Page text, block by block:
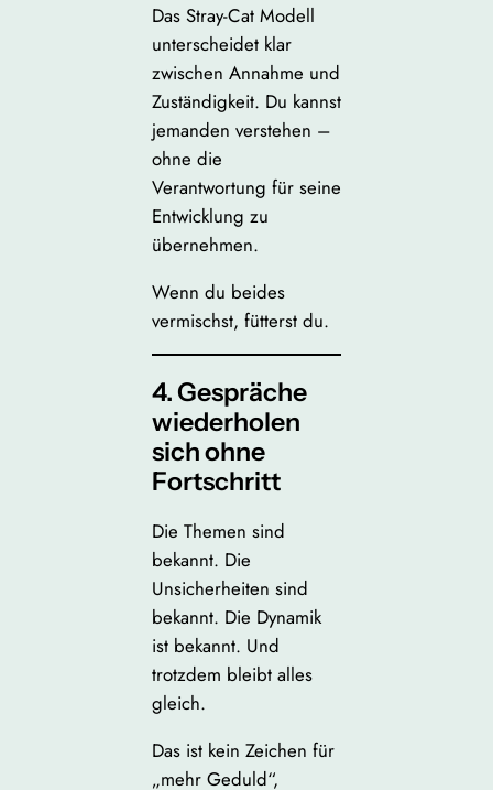
Das Stray-Cat Modell
unterscheidet klar
zwischen Annahme und
Zuständigkeit. Du kannst
jemanden verstehen –
ohne die
Verantwortung für seine
Entwicklung zu
übernehmen.
Wenn du beides
vermischst, fütterst du.
4. Gespräche
wiederholen
sich ohne
Fortschritt
Die Themen sind
bekannt. Die
Unsicherheiten sind
bekannt. Die Dynamik
ist bekannt. Und
trotzdem bleibt alles
gleich.
Das ist kein Zeichen für
„mehr Geduld“,